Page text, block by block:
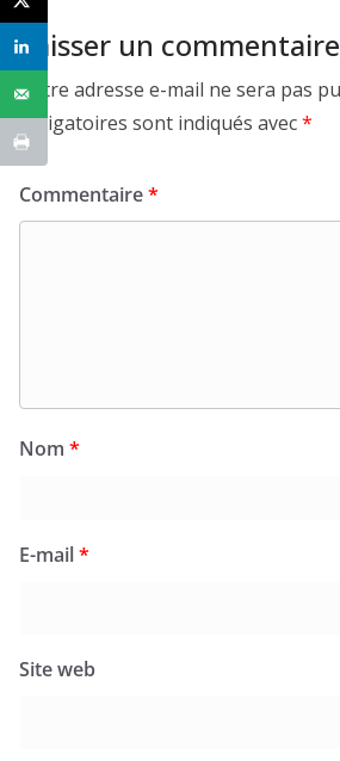
Laisser un commentaire
Votre adresse e-mail ne sera pas
obligatoires sont indiqués avec*
Commentaire*
Nom *
E-mail*
Site web